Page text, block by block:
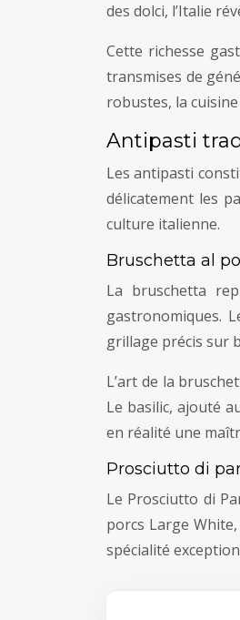
des dolci, l’Italie
Cette richesse
transmises de
robustes, la
Antipasti
Les antipasti
délicatement les
culture italienne.
Bruschetta al
La bruschetta
gastronomiques.
grillage précis sur
L’art de la
Le basilic, ajouté
en réalité une
Prosciutto di
Le Prosciutto di
porcs Large
spécialité